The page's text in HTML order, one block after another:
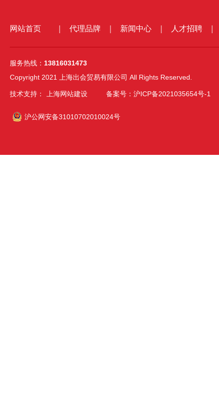
网站首页 代理品牌 新闻中心 人才招聘
服务热线： 13816031473
Copyright 2021 上海出会贸易有限公司 All Rights Reserved.
技术支持： 上海网站建设 备案号：沪ICP备2021035654号-1
沪公网安备31010702010024号